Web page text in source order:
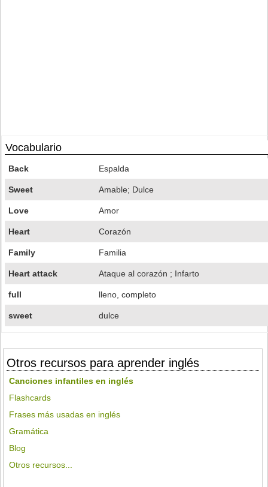
Vocabulario
Back Espalda
Sweet Amable; Dulce
Love Amor
Heart Corazón
Family Familia
Heart attack Ataque al corazón ; Infarto
full lleno, completo
sweet dulce
Otros recursos para aprender inglés
Canciones infantiles en inglés
Flashcards
Frases más usadas en inglés
Gramática
Blog
Otros recursos...